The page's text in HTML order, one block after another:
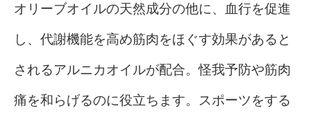
オリーブオイルの天然成分の他に、血行を促進
し、代謝機能を高め筋肉をほぐす効果があると
されるアルニカオイルが配合。怪我予防や筋肉
痛を和らげるのに役立ちます。スポーツをする